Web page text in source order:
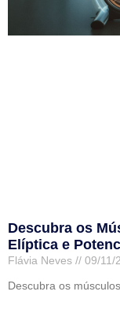
Descubra os
Elíptica e
Flávia Neves
09/11/
Descubra os